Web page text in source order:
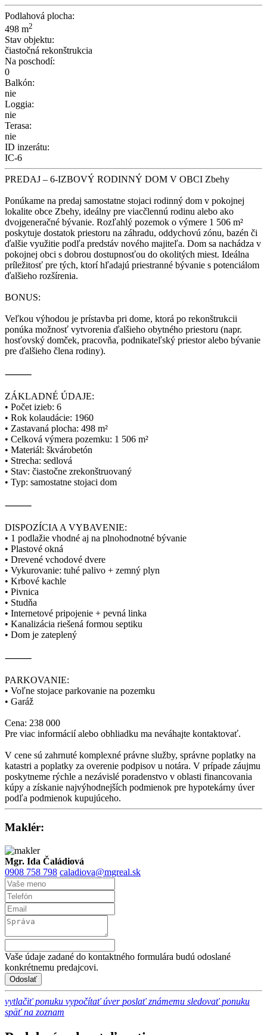
Podlahová plocha:
498 m2
Stav objektu:
čiastočná rekonštrukcia
Na poschodí:
0
Balkón:
nie
Loggia:
nie
Terasa:
nie
ID inzerátu:
IC-6
PREDAJ – 6-IZBOVÝ RODINNÝ DOM V OBCI Zbehy
Ponúkame na predaj samostatne stojaci rodinný dom v pokojnej
lokalite obce Zbehy, ideálny pre viacčlennú rodinu alebo ako
dvojgeneračné bývanie. Rozľahlý pozemok o výmere 1 506 m²
poskytuje dostatok priestoru na záhradu, oddychovú zónu, bazén či
ďalšie využitie podľa predstáv nového majiteľa. Dom sa nachádza v
pokojnej obci s dobrou dostupnosťou do okolitých miest. Ideálna
príležitosť pre tých, ktorí hľadajú priestranné bývanie s potenciálom
ďalšieho rozšírenia.
BONUS:
Veľkou výhodou je prístavba pri dome, ktorá po rekonštrukcii
ponúka možnosť vytvorenia ďalšieho obytného priestoru (napr.
hosťovský domček, pracovňa, podnikateľský priestor alebo bývanie
pre ďalšieho člena rodiny).
⸻
ZÁKLADNÉ ÚDAJE:
• Počet izieb: 6
• Rok kolaudácie: 1960
• Zastavaná plocha: 498 m²
• Celková výmera pozemku: 1 506 m²
• Materiál: škvárobetón
• Strecha: sedlová
• Stav: čiastočne zrekonštruovaný
• Typ: samostatne stojaci dom
⸻
DISPOZÍCIA A VYBAVENIE:
• 1 podlažie vhodné aj na plnohodnotné bývanie
• Plastové okná
• Drevené vchodové dvere
• Vykurovanie: tuhé palivo + zemný plyn
• Krbové kachle
• Pivnica
• Studňa
• Internetové pripojenie + pevná linka
• Kanalizácia riešená formou septiku
• Dom je zateplený
⸻
PARKOVANIE:
• Voľne stojace parkovanie na pozemku
• Garáž
Cena: 238 000
Pre viac informácií alebo obhliadku ma neváhajte kontaktovať.
V cene sú zahrnuté komplexné právne služby, správne poplatky na
katastri a poplatky za overenie podpisov u notára. V prípade záujmu
poskytneme rýchle a nezávislé poradenstvo v oblasti financovania
kúpy a získanie najvýhodnejších podmienok pre hypotekárny úver
podľa podmienok kupujúceho.
Maklér:
Mgr. Ida Čaládiová
0908 758 798 caladiova@mgreal.sk
Vaše údaje zadané do kontaktného formulára budú odoslané
konkrétnemu predajcovi.
vytlačiť ponuku vypočítať úver poslať známemu sledovať ponuku
späť na zoznam